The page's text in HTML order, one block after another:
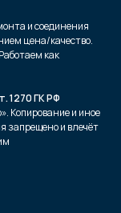
и соединения
цена/качество.
как
1270 ГК РФ
Копирование и иное
запрещено и влечёт